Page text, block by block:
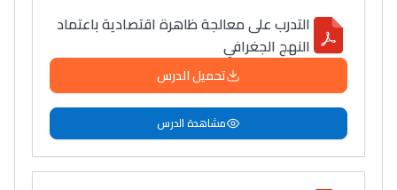
التدرب على معالجة ظاهرة اقتصادية باعتماد
النهج الجغرافي
تحميل الدرس
مشاهدة الدرس